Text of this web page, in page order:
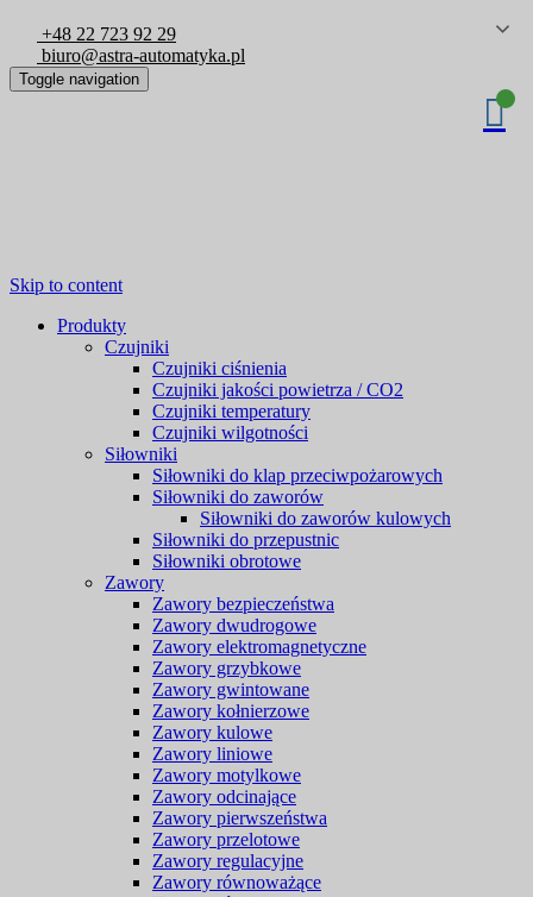
+48 22 723 92 29
biuro@astra-automatyka.pl
Toggle navigation
Skip to content
Produkty
Czujniki
Czujniki ciśnienia
Czujniki jakości powietrza / CO2
Czujniki temperatury
Czujniki wilgotności
Siłowniki
Siłowniki do klap przeciwpożarowych
Siłowniki do zaworów
Siłowniki do zaworów kulowych
Siłowniki do przepustnic
Siłowniki obrotowe
Zawory
Zawory bezpieczeństwa
Zawory dwudrogowe
Zawory elektromagnetyczne
Zawory grzybkowe
Zawory gwintowane
Zawory kołnierzowe
Zawory kulowe
Zawory liniowe
Zawory motylkowe
Zawory odcinające
Zawory pierwszeństwa
Zawory przelotowe
Zawory regulacyjne
Zawory równoważące